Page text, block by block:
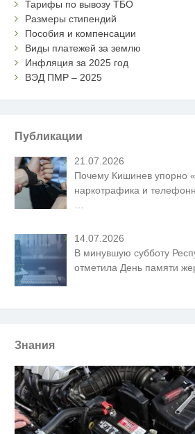
Тарифы по вывозу ТБО
Размеры стипендий
Пособия и компенсации
Виды платежей за землю
Инфляция за 2025 год
ВЭД ПМР – 2025
Публикации
21.07.2026
Почему Кишинев упорно
наркотрафика и
14.07.2026
В минувшую субботу
отметила День памяти
Знания